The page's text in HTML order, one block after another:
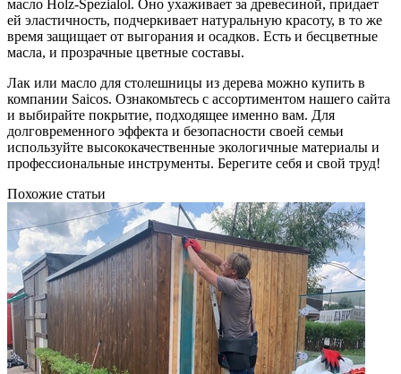
масло Holz-Spezialol. Оно ухаживает за древесиной, придает
ей эластичность, подчеркивает натуральную красоту, в то же
время защищает от выгорания и осадков. Есть и бесцветные
масла, и прозрачные цветные составы.
Лак или масло для столешницы из дерева можно купить в
компании Saicos. Ознакомьтесь с ассортиментом нашего сайта
и выбирайте покрытие, подходящее именно вам. Для
долговременного эффекта и безопасности своей семьи
используйте высококачественные экологичные материалы и
профессиональные инструменты. Берегите себя и свой труд!
Похожие статьи